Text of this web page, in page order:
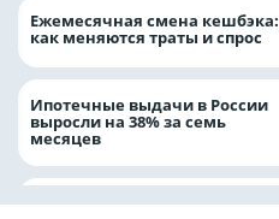
Ежемесячная смена кешбэка:
как меняются траты и спрос
Ипотечные выдачи в России
выросли на 38% за семь
месяцев